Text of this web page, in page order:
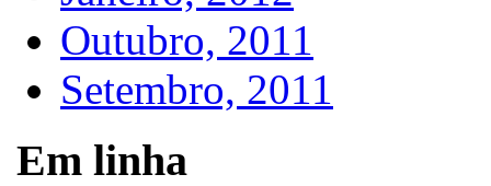
Outubro, 2011
Setembro, 2011
Em linha